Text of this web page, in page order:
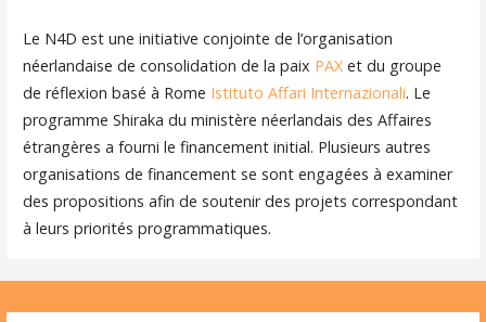
Le N4D est une initiative conjointe de l’organisation
néerlandaise de consolidation de la paix PAXet du groupe
de réflexion basé à Rome Istituto Affari Internazionali. Le
programme Shiraka du ministère néerlandais des Affaires
étrangères a fourni le financement initial. Plusieurs autres
organisations de financement se sont engagées à examiner
des propositions afin de soutenir des projets correspondant
à leurs priorités programmatiques.